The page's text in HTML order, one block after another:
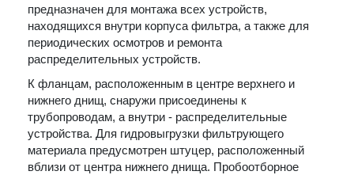
предназначен для монтажа всех устройств,
находящихся внутри корпуса фильтра, а также для
периодических осмотров и ремонта
распределительных устройств.
К фланцам, расположенным в центре верхнего и
нижнего днищ, снаружи присоединены к
трубопроводам, а внутри - распределительные
устройства. Для гидровыгрузки фильтрующего
материала предусмотрен штуцер, расположенный
вблизи от центра нижнего днища. Пробоотборное